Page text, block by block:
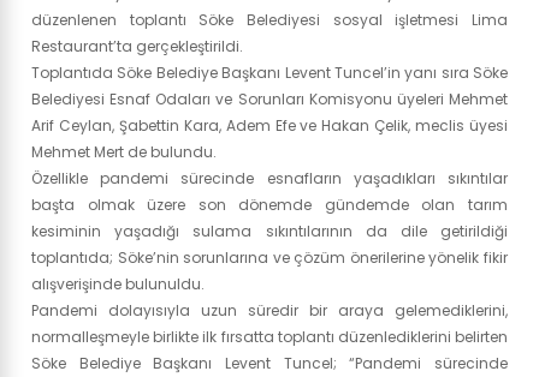
düzenlenen toplantı Söke Belediyesi sosyal işletmesi Lima
Restaurant’ta gerçekleştirildi.
Toplantıda Söke Belediye Başkanı Levent Tuncel’in yanı sıra Söke
Belediyesi Esnaf Odaları ve Sorunları Komisyonu üyeleri Mehmet
Arif Ceylan, Şabettin Kara, Adem Efe ve Hakan Çelik, meclis üyesi
Mehmet Mert de bulundu.
Özellikle pandemi sürecinde esnafların yaşadıkları sıkıntılar
başta olmak üzere son dönemde gündemde olan tarım
kesiminin yaşadığı sulama sıkıntılarının da dile getirildiği
toplantıda; Söke’nin sorunlarına ve çözüm önerilerine yönelik fikir
alışverişinde bulunuldu.
Pandemi dolayısıyla uzun süredir bir araya gelemediklerini,
normalleşmeyle birlikte ilk fırsatta toplantı düzenlediklerini belirten
Söke Belediye Başkanı Levent Tuncel; “Pandemi sürecinde